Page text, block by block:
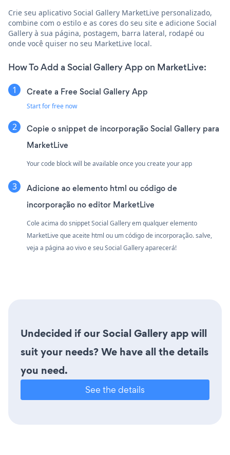
Crie seu aplicativo Social Gallery MarketLive personalizado,
combine com o estilo e as cores do seu site e adicione Social
Gallery à sua página, postagem, barra lateral, rodapé ou
onde você quiser no seu MarketLive local.
How To Add a Social Gallery App on MarketLive:
Create a Free Social Gallery App
Start for free now
Copie o snippet de incorporação Social Gallery para
MarketLive
Your code block will be available once you create your app
Adicione ao elemento html ou código de
incorporação no editor MarketLive
Cole acima do snippet Social Gallery em qualquer elemento
MarketLive que aceite html ou um código de incorporação. salve,
veja a página ao vivo e seu Social Gallery aparecerá!
Undecided if our Social Gallery app will
suit your needs? We have all the details
you need.
See the details